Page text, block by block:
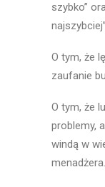
szybko”
O tym, że
zaufanie
O tym, że
problemy,
windą w
menadżera.